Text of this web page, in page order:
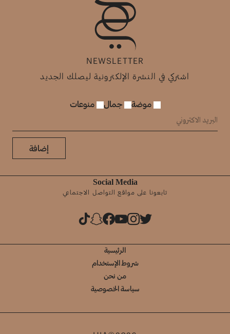
NEWSLETTER
اشتركي في النشرة الإلكترونية ليصلك الجديد
موضة جمال منوعات
إضافة
Social Media
تابعونا على مواقع التواصل الاجتماعي
الرئيسية
شروط الإستخدام
من نحن
سياسة الخصوصية